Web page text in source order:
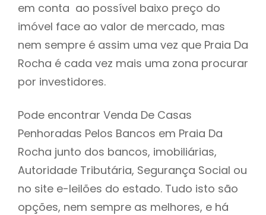
em conta ao possível baixo preço do
imóvel face ao valor de mercado, mas
nem sempre é assim uma vez que Praia Da
Rocha é cada vez mais uma zona procurar
por investidores.
Pode encontrar Venda De Casas
Penhoradas Pelos Bancos em Praia Da
Rocha junto dos bancos, imobiliárias,
Autoridade Tributária, Segurança Social ou
no site e-leilões do estado. Tudo isto são
opções, nem sempre as melhores, e há